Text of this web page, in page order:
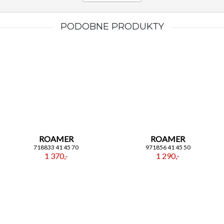
PODOBNE PRODUKTY
ROAMER
718833 41 45 70
1 370,-
ROAMER
971856 41 45 50
1 290,-